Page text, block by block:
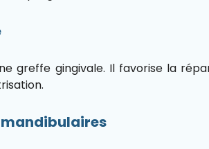
greffe gingivale. Il favorise la